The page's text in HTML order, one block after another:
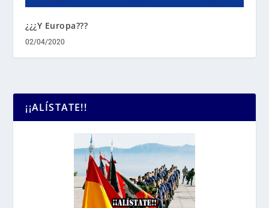
¿¿¿Y Europa???
02/04/2020
¡¡ALÍSTATE!!